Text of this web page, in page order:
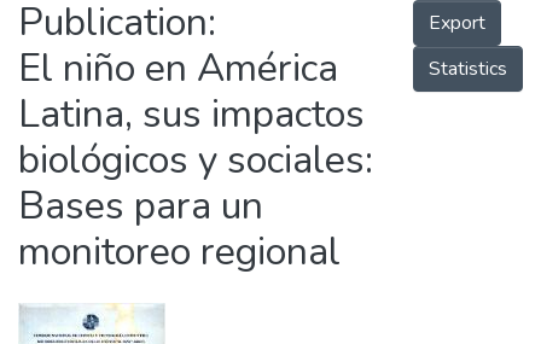
People
Statistics
Publication:
El niño en América
Latina, sus impactos
biológicos y sociales:
Bases para un
monitoreo regional
Export
Statistics